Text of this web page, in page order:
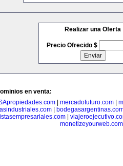
Realizar una Oferta
Precio Ofrecido $
en venta:
| mercadofuturo.com|
monetizeyourweb.com